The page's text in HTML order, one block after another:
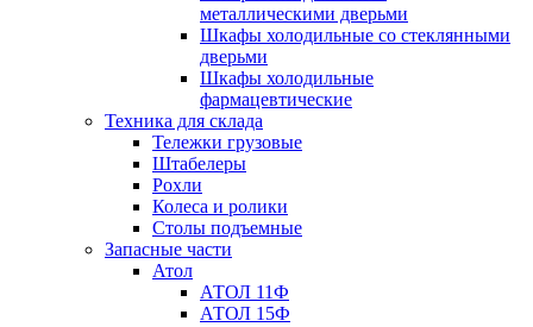
металлическими дверьми
Шкафы холодильные со стеклянными
дверьми
Шкафы холодильные
фармацевтические
Техника для склада
Тележки грузовые
Штабелеры
Рохли
Колеса и ролики
Столы подъемные
Запасные части
Атол
АТОЛ 11Ф
АТОЛ 15Ф